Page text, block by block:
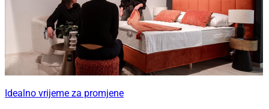
Idealno vrijeme za promjene